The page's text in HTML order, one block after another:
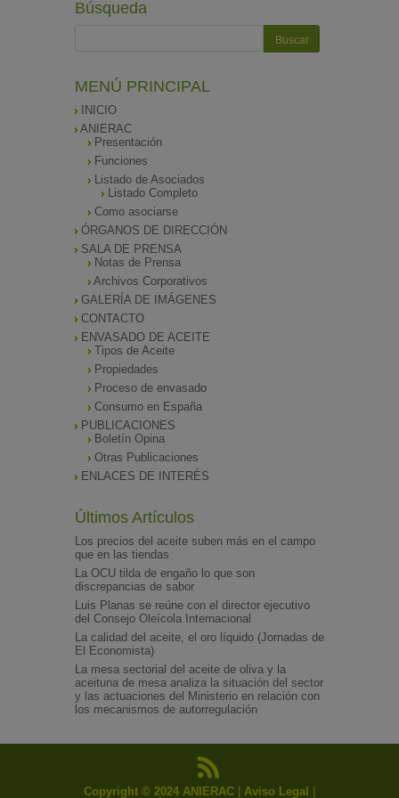
Búsqueda
MENÚ PRINCIPAL
INICIO
ANIERAC
Presentación
Funciones
Listado de Asociados
Listado Completo
Como asociarse
ÓRGANOS DE DIRECCIÓN
SALA DE PRENSA
Notas de Prensa
Archivos Corporativos
GALERÍA DE IMÁGENES
CONTACTO
ENVASADO DE ACEITE
Tipos de Aceite
Propiedades
Proceso de envasado
Consumo en España
PUBLICACIONES
Boletín Opina
Otras Publicaciones
ENLACES DE INTERÉS
Últimos Artículos
Los precios del aceite suben más en el campo
que en las tiendas
La OCU tilda de engaño lo que son
discrepancias de sabor
Luis Planas se reúne con el director ejecutivo
del Consejo Oleícola Internacional
La calidad del aceite, el oro líquido (Jornadas de
El Economista)
La mesa sectorial del aceite de oliva y la
aceituna de mesa analiza la situación del sector
y las actuaciones del Ministerio en relación con
los mecanismos de autorregulación
Copyright © 2024 ANIERAC Aviso Legal